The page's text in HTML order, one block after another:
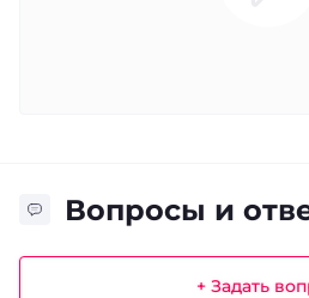
Вопросы и
+ Задать